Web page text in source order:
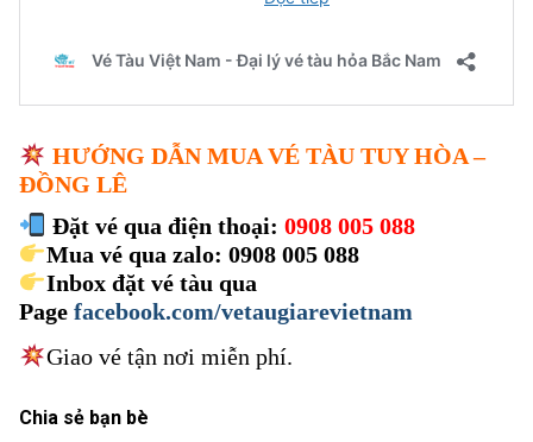
HƯỚNG DẪN MUA VÉ TÀU TUY HÒA –
ĐỒNG LÊ
Đặt vé qua điện thoại: 0908 005 088
Mua vé qua zalo: 0908 005 088
Inbox đặt vé tàu qua
Page facebook.com/vetaugiarevietnam
Giao vé tận nơi miễn phí.
Chia sẻ bạn bè